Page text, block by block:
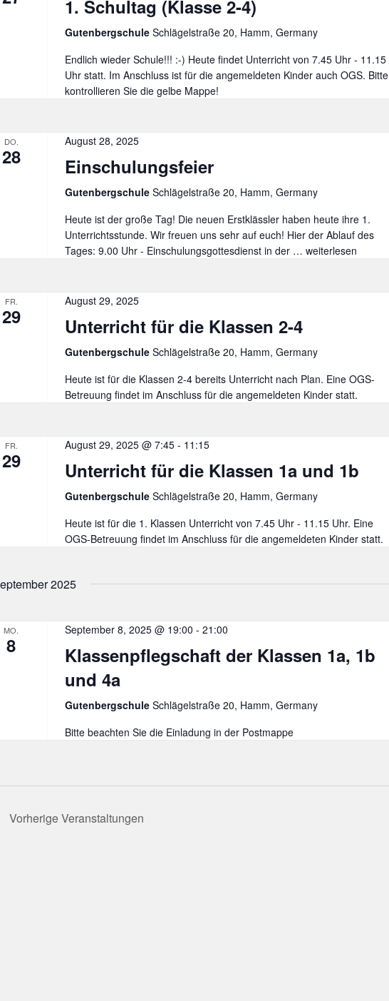
1. Schultag (Klasse 2-4)
Gutenbergschule Schlägelstraße 20, Hamm, Germany
Endlich wieder Schule!!! :-) Heute findet Unterricht von 7.45 Uhr - 11.15
Uhr statt. Im Anschluss ist für die angemeldeten Kinder auch OGS. Bitte
kontrollieren Sie die gelbe Mappe!
DO.
28
August 28, 2025
Einschulungsfeier
Gutenbergschule Schlägelstraße 20, Hamm, Germany
Heute ist der große Tag! Die neuen Erstklässler haben heute ihre 1.
Unterrichtsstunde. Wir freuen uns sehr auf euch! Hier der Ablauf des
Tages: 9.00 Uhr - Einschulungsgottesdienst in der … Einschulungsfeier
weiterlesen
FR.
29
August 29, 2025
Unterricht für die Klassen 2-4
Gutenbergschule Schlägelstraße 20, Hamm, Germany
Heute ist für die Klassen 2-4 bereits Unterricht nach Plan. Eine OGS-
Betreuung findet im Anschluss für die angemeldeten Kinder statt.
FR.
29
August 29, 2025 @ 7:45- 11:15
Unterricht für die Klassen 1a und 1b
Gutenbergschule Schlägelstraße 20, Hamm, Germany
Heute ist für die 1. Klassen Unterricht von 7.45 Uhr - 11.15 Uhr. Eine
OGS-Betreuung findet im Anschluss für die angemeldeten Kinder statt.
2025
MO.
8
September 8, 2025 @ 19:00 - 21:00
Klassenpflegschaft der Klassen 1a, 1b
und 4a
Gutenbergschule Schlägelstraße 20, Hamm, Germany
Bitte beachten Sie die Einladung in der Postmappe
VorherigeVeranstaltungen